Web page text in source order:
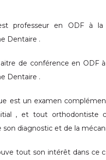
professeur en ODF à la
Dentaire .
de conférence en ODF
Dentaire .
est un examen
, et tout
son diagnostic et de la
tout son intérêt dans ce